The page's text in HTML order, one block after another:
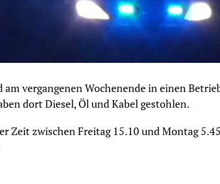
vergangenen Wochenende in einen
dort Diesel, Öl und Kabel gestohlen.
Zeit zwischen Freitag 15.10 und Montag